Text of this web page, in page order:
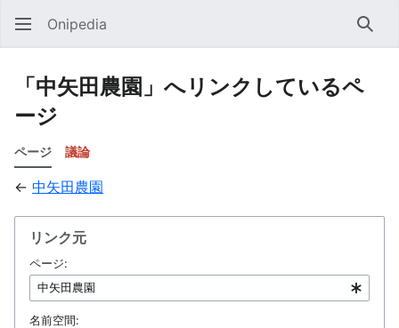
Onipedia 検索
「中矢田農園」へリンクしているペ
ージ
ページ 議論
← 中矢田農園
リンク元
ページ:
名前空間: